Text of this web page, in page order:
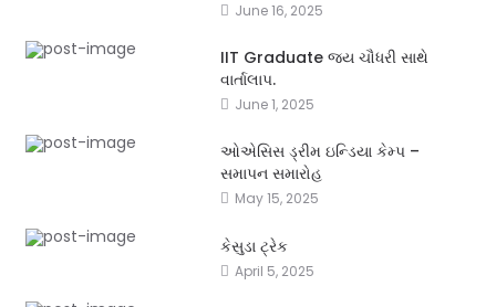
June 16, 2025
IIT Graduate જય ચૌધરી સાથે
વાર્તાલાપ.
June 1, 2025
ઓએસિસ ડ્રીમ ઇન્ડિયા કેમ્પ –
સમાપન સમારોહ
May 15, 2025
કેસુડા ટ્રેક
April 5, 2025